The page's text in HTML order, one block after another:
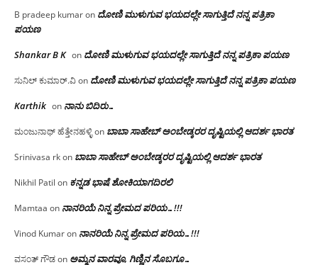
B pradeep kumaron ದೋಣಿ ಮುಳುಗುವ ಭಯದಲ್ಲೇ ಸಾಗುತ್ತಿದೆ ನನ್ನ ಪತ್ರಿಕಾ
ಪಯಣ
Shankar B K on ದೋಣಿ ಮುಳುಗುವ ಭಯದಲ್ಲೇ ಸಾಗುತ್ತಿದೆ ನನ್ನ ಪತ್ರಿಕಾ ಪಯಣ
ಸುನಿಲ್ ಕುಮಾರ್.ವಿon ದೋಣಿ ಮುಳುಗುವ ಭಯದಲ್ಲೇ ಸಾಗುತ್ತಿದೆ ನನ್ನ ಪತ್ರಿಕಾ ಪಯಣ
Karthik on ನಾನು ಬಿದಿರು…
ಮಂಜುನಾಥ್ ಹೆತ್ತೇನಹಳ್ಳಿon ಬಾಬಾ ಸಾಹೇಬ್ ಅಂಬೇಡ್ಕರರ ದೃಷ್ಟಿಯಲ್ಲಿ ಆದರ್ಶ ಭಾರತ
Srinivasa rkon ಬಾಬಾ ಸಾಹೇಬ್ ಅಂಬೇಡ್ಕರರ ದೃಷ್ಟಿಯಲ್ಲಿ ಆದರ್ಶ ಭಾರತ
Nikhil Patil on ಕನ್ನಡ ಭಾಷೆ ಶೋಕಿಯಾಗದಿರಲಿ
Mamtaa on ನಾನರಿಯೆ ನಿನ್ನ ಪ್ರೇಮದ ಪರಿಯ…!!!
Vinod Kumaron ನಾನರಿಯೆ ನಿನ್ನ ಪ್ರೇಮದ ಪರಿಯ…!!!
ವಸಂತ್ ಗೌಡon ಅಮ್ಮನ ವಾರವೂ, ಗಿಣ್ಣಿನ ಸೊಬಗೂ…